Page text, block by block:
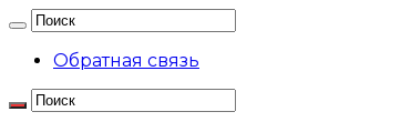
Обратная связь